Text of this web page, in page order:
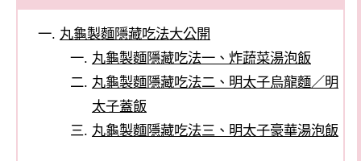
丸龜製麵隱藏吃法大公開
丸龜製麵隱藏吃法一、炸蔬菜湯泡飯
丸龜製麵隱藏吃法二、明太子烏龍麵／明
太子蓋飯
丸龜製麵隱藏吃法三、明太子豪華湯泡飯